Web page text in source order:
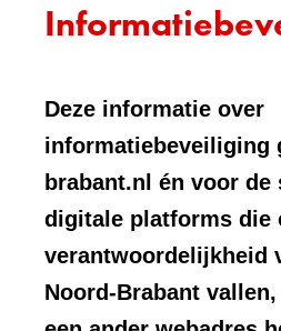
Deze informatie over
informatiebeveiliging
brabant.nl én voor de
digitale platforms die
verantwoordelijkheid
Noord-Brabant